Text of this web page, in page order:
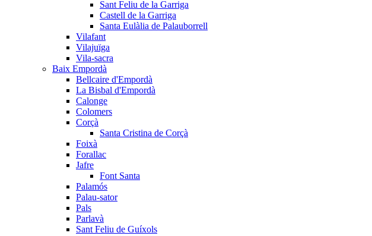
Sant Feliu de la Garriga
Castell de la Garriga
Santa Eulàlia de Palauborrell
Vilafant
Vilajuïga
Vila-sacra
Baix Empordà
Bellcaire d'Empordà
La Bisbal d'Empordà
Calonge
Colomers
Corçà
Santa Cristina de Corçà
Foixà
Forallac
Jafre
Font Santa
Palamós
Palau-sator
Pals
Parlavà
Sant Feliu de Guíxols